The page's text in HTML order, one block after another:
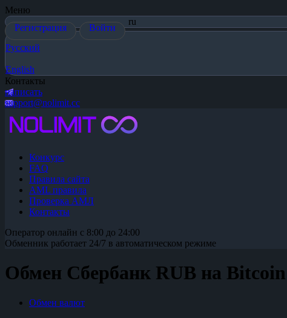
Меню
Регистрация
Войти
ru
Русский
English
Контакты
написать
support@nolimit.cc
Конкурс
FAQ
Правила сайта
AML правила
Проверка АМЛ
Контакты
Оператор онлайн с 8:00 до 24:00
Обменник работает 24/7 в автоматическом режиме
Обмен Сбербанк RUB на
Обмен валют